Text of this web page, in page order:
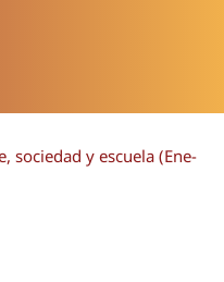
sociedad y escuela (Ene-